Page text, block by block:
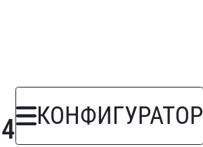
КОНФИГУРАТОР